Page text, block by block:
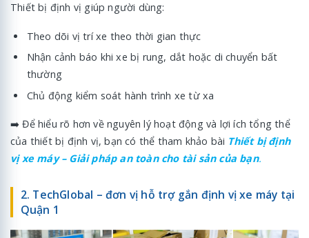
Thiết bị định vị giúp người dùng:
Theo dõi vị trí xe theo thời gian thực
Nhận cảnh báo khi xe bị rung, dắt hoặc di chuyển bất
thường
Chủ động kiểm soát hành trình xe từ xa
➡️ Để hiểu rõ hơn về nguyên lý hoạt động và lợi ích tổng thể
của thiết bị định vị, bạn có thể tham khảo bài Thiết bị định
vị xe máy – Giải pháp an toàn cho tài sản của bạn.
2. TechGlobal – đơn vị hỗ trợ gắn định vị xe máy tại
Quận 1